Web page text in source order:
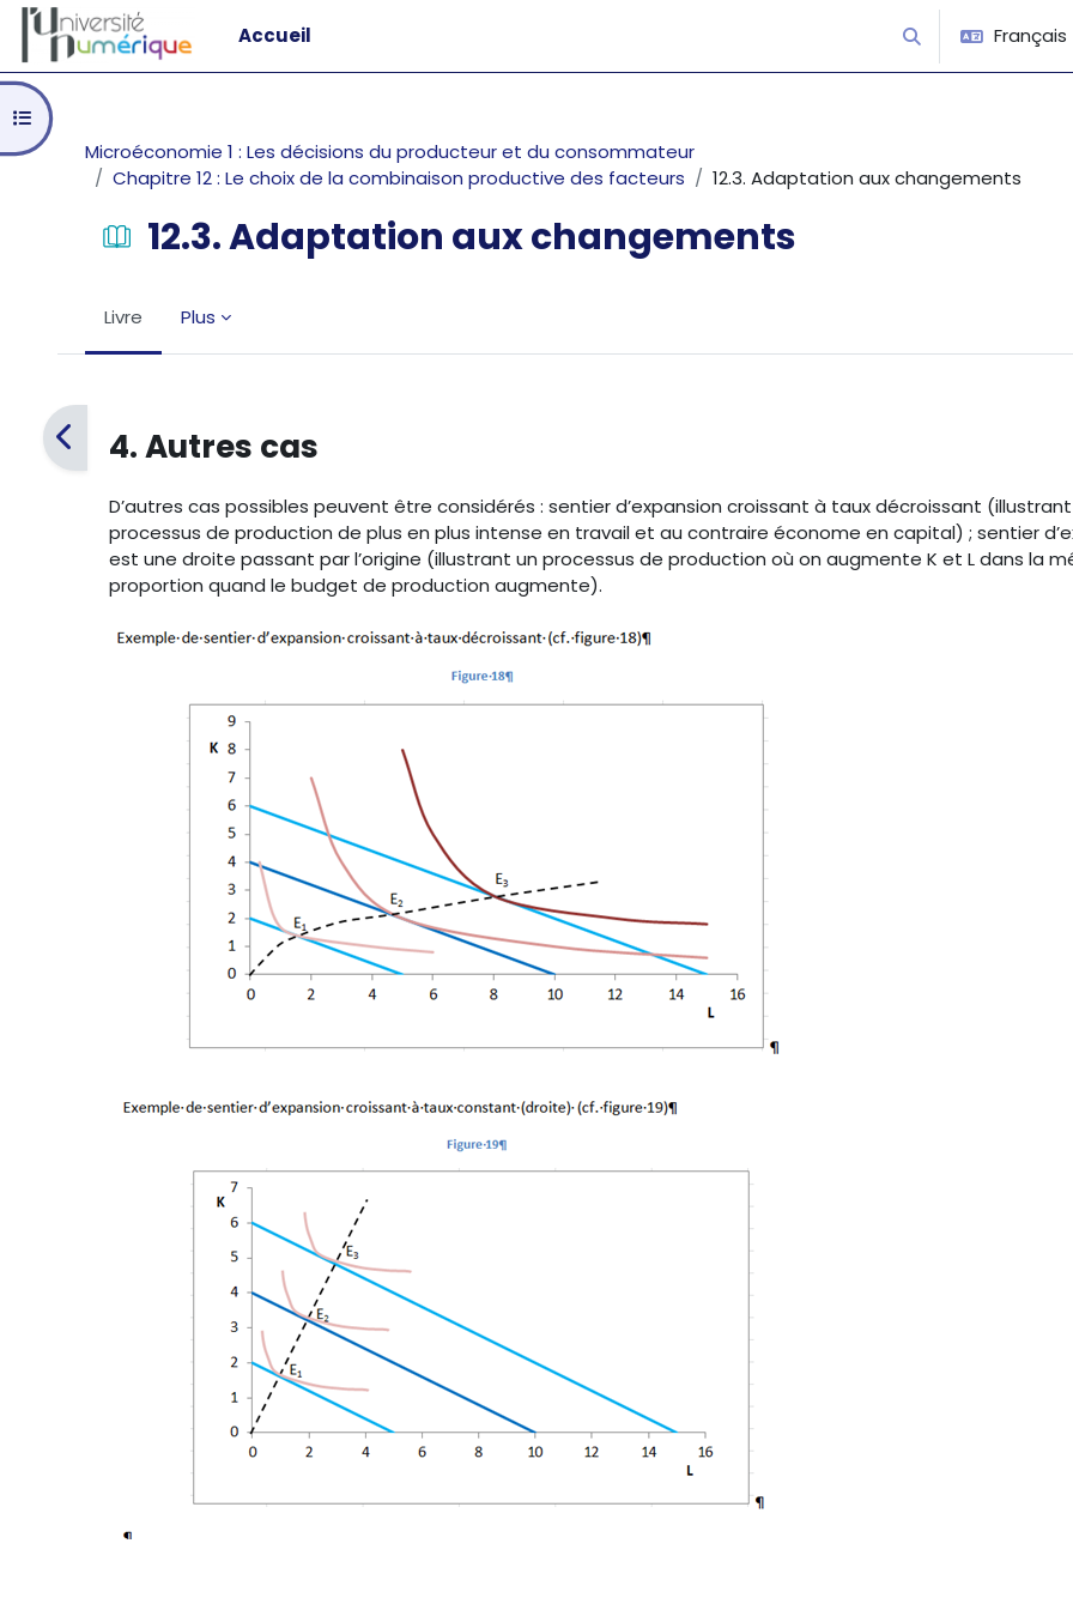
Passer au contenu principal
Accueil
Activer/désactiver
Ouvrir l’index du cours
Microéconomie 1 : Les décisions du producteur et du consommateur
Chapitre 12 : Le choix de la combinaison productive des facteurs
12.3. Adaptation aux changements
12.3. Adaptation aux changements
Livre Plus
4. Autres cas
D’autres cas possibles peuvent être considérés : sentier d’expansion croissant à taux décroissant
processus de production de plus en plus intense en travail et au contraire économe en capital) ; sentier
est une droite passant par l’origine (illustrant un processus de production où on augmente K et L dans la
proportion quand le budget de production augmente).